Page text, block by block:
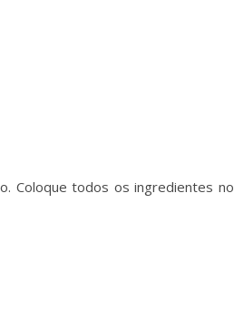
Coloque todos os ingredientes